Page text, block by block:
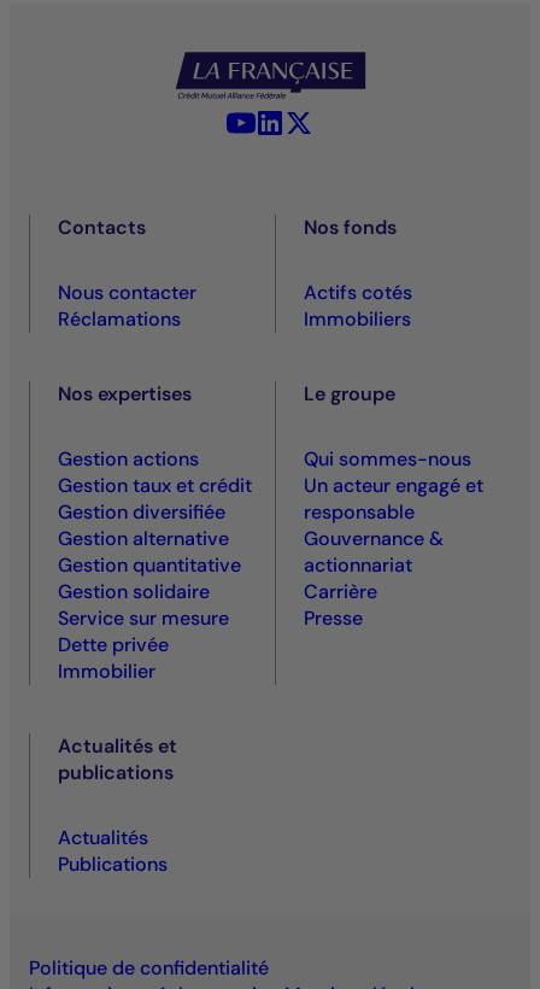
YouTube - La Française
LinkedIn - La Française
Contacts
Nous contacter
Réclamations
Nos fonds
Actifs cotés
Immobiliers
Nos expertises
Gestion actions
Gestion taux et crédit
Gestion diversifiée
Gestion alternative
Gestion quantitative
Gestion solidaire
Service sur mesure
Dette privée
Immobilier
Le groupe
Qui sommes-nous
Un acteur engagé et
responsable
Gouvernance &
actionnariat
Carrière
Presse
Actualités et
publications
Actualités
Publications
Politique de confidentialité